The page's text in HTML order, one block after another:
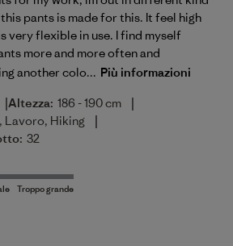
pants is made for this. It feel high
very flexible in use. I find myself
more and more often and
another colo... Più informazioni
|Altezza: 186 - 190 cm |
Lavoro, Hiking |
32